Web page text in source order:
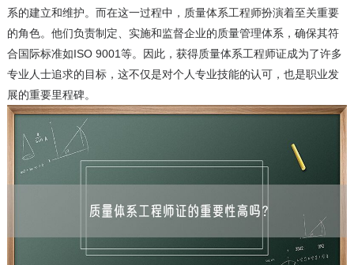
系的建立和维护。而在这一过程中，质量体系工程师扮演着至关重要
的角色。他们负责制定、实施和监督企业的质量管理体系，确保其符
合国际标准如ISO 9001等。因此，获得质量体系工程师证成为了许多
专业人士追求的目标，这不仅是对个人专业技能的认可，也是职业发
展的重要里程碑。